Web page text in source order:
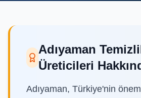
Kapak ve Pompa Üreticileri
Etiket ve Baskı Üreticileri
Adıyaman
Üreticileri
Adıyaman, Türkiye'nin